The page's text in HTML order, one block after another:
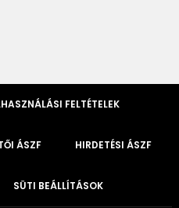
FELTÉTELEK
ÁSZF HIRDETÉSI ÁSZF
SÜTI BEÁLLÍTÁSOK